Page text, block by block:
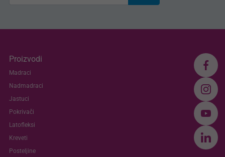
Proizvodi
Madraci
Nadmadraci
Jastuci
Pokrivači
Latofleksi
Kreveti
Posteljine